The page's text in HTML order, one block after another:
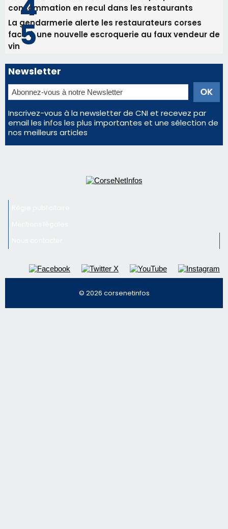
Les plus lus
Satine Nomary est la nouvelle Miss Corse 2026
Éclipse du 12 août : la Corse aux premières loges
d'un spectacle qui ne reviendra pas avant 2081
Éclipse du 12 août : Où s'installer en Corse pour
profiter pleinement du spectacle ?
En Corse, un début de saison marqué par une
consommation en recul dans les restaurants
La gendarmerie alerte les restaurateurs corses
face à une nouvelle escroquerie au faux vendeur de